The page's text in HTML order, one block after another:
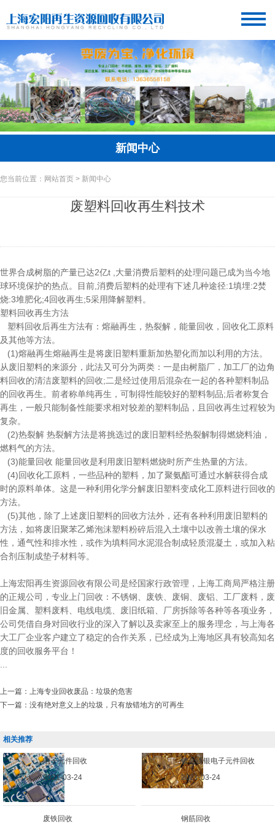
新闻中心
您当前位置：网站首页 > 新闻中心
废塑料回收再生料技术
世界合成树脂的产量已达2亿t ,大量消费后塑料的处理问题已成为当今地
球环境保护的热点。目前,消费后塑料的处理有下述几种途径:1填埋:2焚
烧:3堆肥化;4回收再生;5采用降解塑料。
塑料回收再生方法
塑料回收后再生方法有：熔融再生，热裂解，能量回收，回收化工原料
及其他等方法。
(1)熔融再生熔融再生是将废旧塑料重新加热塑化而加以利用的方法。
从废旧塑料的来源分，此法又可分为两类：一是由树脂厂，加工厂的边角
料回收的清洁废塑料的回收;二是经过使用后混杂在一起的各种塑料制品
的回收再生。前者称单纯再生，可制得性能较好的塑料制品;后者称复合
再生，一般只能制备性能要求相对较差的塑料制品，且回收再生过程较为
复杂。
(2)热裂解 热裂解方法是将挑选过的废旧塑料经热裂解制得燃烧料油，
燃料气的方法。
(3)能量回收 能量回收是利用废旧塑料燃烧时所产生热量的方法。
(4)回收化工原料，一些品种的塑料，加了聚氨酯可通过水解获得合成
时的原料单体。这是一种利用化学分解废旧塑料变成化工原料进行回收的
方法。
(5)其他，除了上述废旧塑料的回收方法外，还有各种利用废旧塑料的
方法，如将废旧聚苯乙烯泡沫塑料粉碎后混入土壤中以改善土壤的保水
性，通气性和排水性，或作为填料同水泥混合制成轻质混凝土，或加入粘
合剂压制成垫子材料等。
上海宏阳再生资源回收有限公司是经国家行政管理，上海工商局严格注册
的正规公司，专业上门回收：不锈钢、废铁、废铜、废铝、工厂废料，废
旧金属、塑料废料、电线电缆、废旧纸箱、厂房拆除等各种等各项业务，
公司凭借自身对回收行业的深入了解以及卖家至上的服务理念，与上海各
大工厂企业客户建立了稳定的合作关系，已经成为上海地区具有较高知名
度的回收服务平台！
上一篇： 上海专业回收废品：垃圾的危害
下一篇： 没有绝对意义上的垃圾，只有放错地方的可再生
相关推荐
电子元件回收
2021-03-24
镀金镀银电子元件回收
2021-03-24
废铁回收 钢筋回收